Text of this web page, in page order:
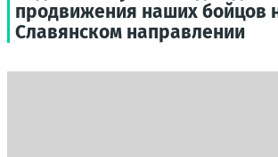
продвижения наших бойцов
Славянском направлении